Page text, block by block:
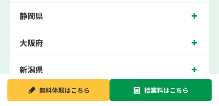
静岡県
大阪府
新潟県
無料体験はこちら 授業料はこちら